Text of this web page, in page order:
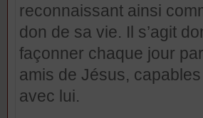
reconnaissant ainsi
don de sa vie. Il s’agit
façonner chaque jour
amis de Jésus,
avec lui.